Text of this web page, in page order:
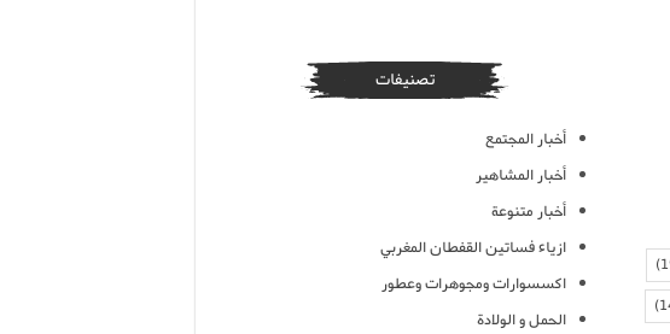
تصنيفات
أخبار المجتمع
أخبار المشاهير
أخبار متنوعة
ازياء فساتين القفطان المغربي
اكسسوارات ومجوهرات وعطور
الحمل و الولادة